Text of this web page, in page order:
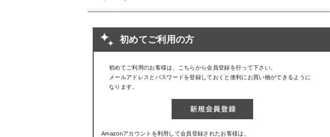
初めてご利用の方
初めてご利用のお客様は、こちらから会員登録を行って下さい。
メールアドレスとパスワードを登録しておくと便利にお買い物ができるように
なります。
Amazonアカウントを利用して会員登録されたお客様は、